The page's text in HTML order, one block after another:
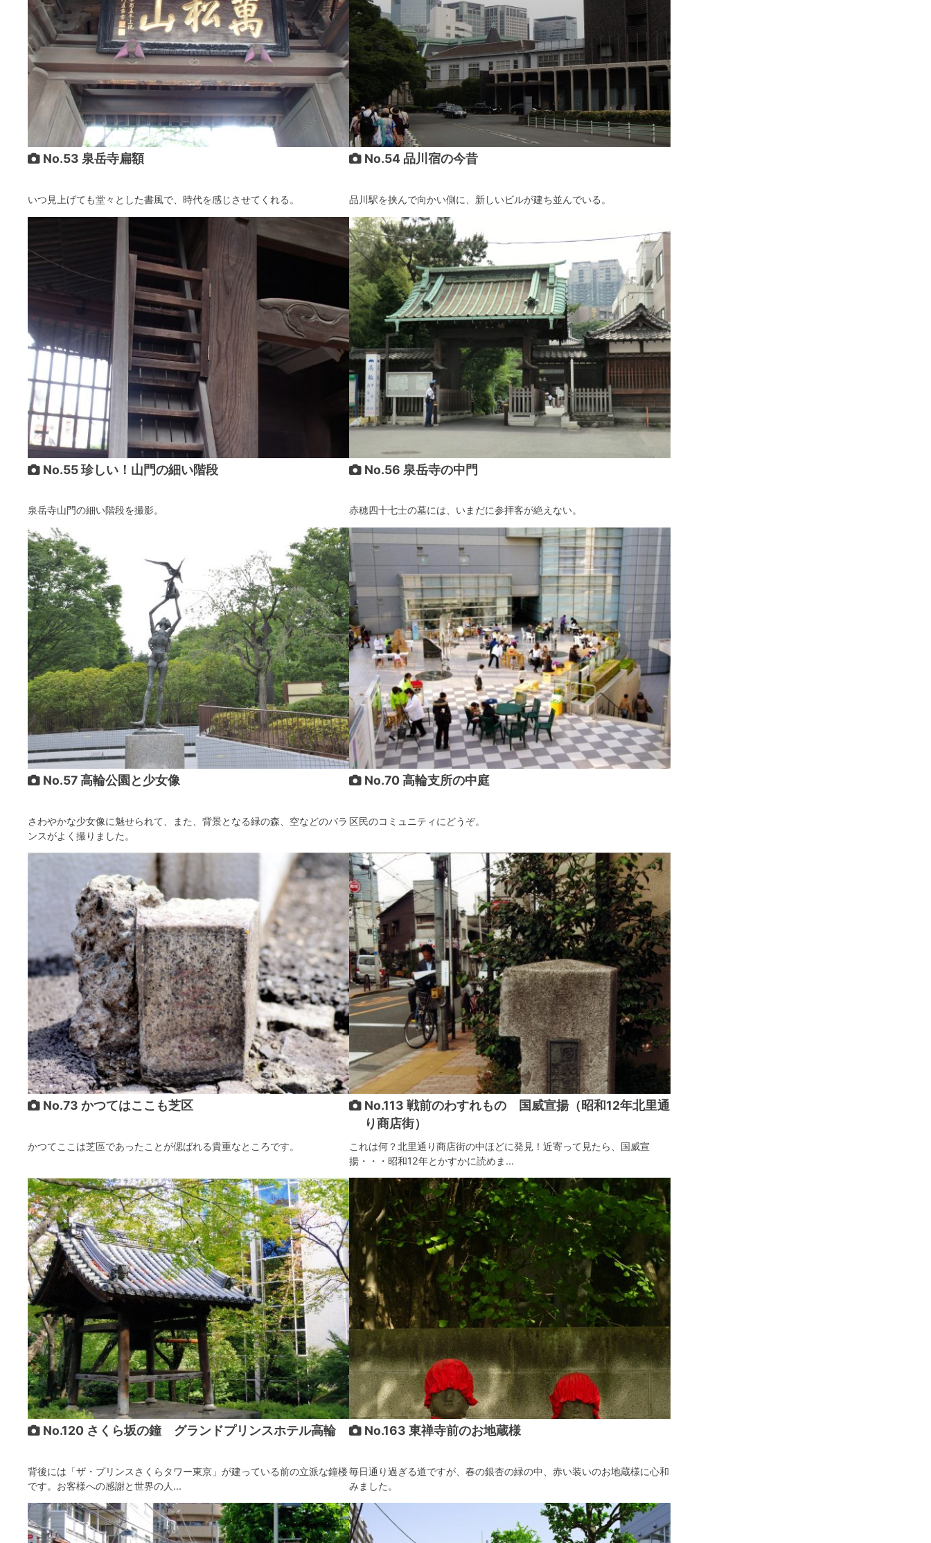
No.53 泉岳寺扁額
いつ見上げても堂々とした書風で、時代を感じさせてくれる。
No.54 品川宿の今昔
品川駅を挟んで向かい側に、新しいビルが建ち並んでいる。
No.55 珍しい！山門の細い階段
泉岳寺山門の細い階段を撮影。
No.56 泉岳寺の中門
赤穂四十七士の墓には、いまだに参拝客が絶えない。
No.57 高輪公園と少女像
さわやかな少女像に魅せられて、また、背景となる緑の森、空などのバラ
ンスがよく撮りました。
No.70 高輪支所の中庭
区民のコミュニティにどうぞ。
No.73 かつてはここも芝区
かつてここは芝區であったことが偲ばれる貴重なところです。
No.113 戦前のわすれもの 国威宣揚（昭和12年北里通
り商店街）
これは何？北里通り商店街の中ほどに発見！近寄って見たら、国威宣
揚・・・昭和12年とかすかに読めま...
No.120 さくら坂の鐘 グランドプリンスホテル高輪
背後には「ザ・プリンスさくらタワー東京」が建っている前の立派な鐘楼
です。お客様への感謝と世界の人...
No.163 東禅寺前のお地蔵様
毎日通り過ぎる道ですが、春の銀杏の緑の中、赤い装いのお地蔵様に心和
みました。